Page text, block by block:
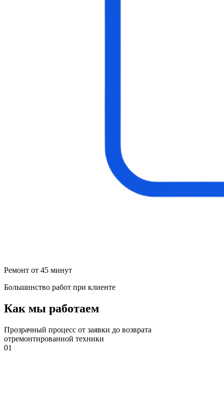
Ремонт от 45 минут
Большинство работ при клиенте
Как мы работаем
Прозрачный процесс от заявки до возврата
отремонтированной техники
01